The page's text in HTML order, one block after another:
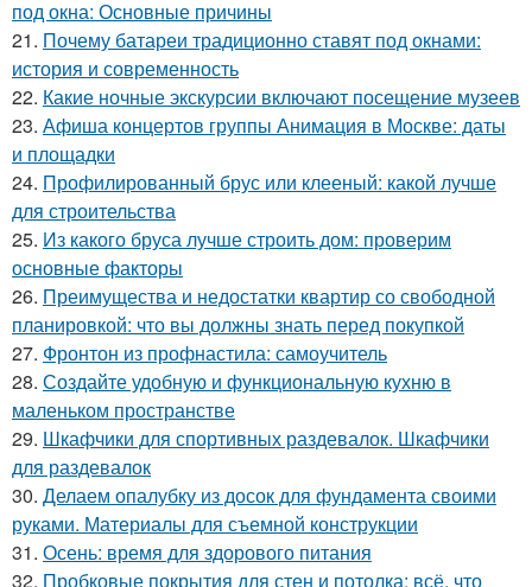
под окна: Основные причины
21. Почему батареи традиционно ставят под окнами:
история и современность
22. Какие ночные экскурсии включают посещение музеев
23. Афиша концертов группы Анимация в Москве: даты
и площадки
24. Профилированный брус или клееный: какой лучше
для строительства
25. Из какого бруса лучше строить дом: проверим
основные факторы
26. Преимущества и недостатки квартир со свободной
планировкой: что вы должны знать перед покупкой
27. Фронтон из профнастила: самоучитель
28. Создайте удобную и функциональную кухню в
маленьком пространстве
29. Шкафчики для спортивных раздевалок. Шкафчики
для раздевалок
30. Делаем опалубку из досок для фундамента своими
руками. Материалы для съемной конструкции
31. Осень: время для здорового питания
32. Пробковые покрытия для стен и потолка: всё, что